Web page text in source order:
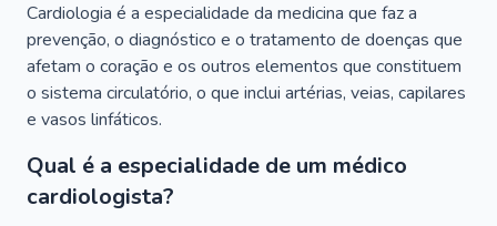
Cardiologia é a especialidade da medicina que faz a
prevenção, o diagnóstico e o tratamento de doenças que
afetam o coração e os outros elementos que constituem
o sistema circulatório, o que inclui artérias, veias, capilares
e vasos linfáticos.
Qual é a especialidade de um médico
cardiologista?